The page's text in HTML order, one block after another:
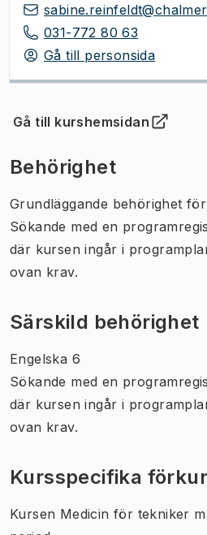
031-772 80 63
Gå till personsida
Gå till kurshemsidan
(Öppnas i ny flik)
Behörighet
Grundläggande behörighet
Sökande med en
där kursen ingår i
ovan krav.
Särskild behörighet
Engelska 6
Sökande med en
där kursen ingår i
ovan krav.
Kursspecifika
Kursen Medicin för tekniker